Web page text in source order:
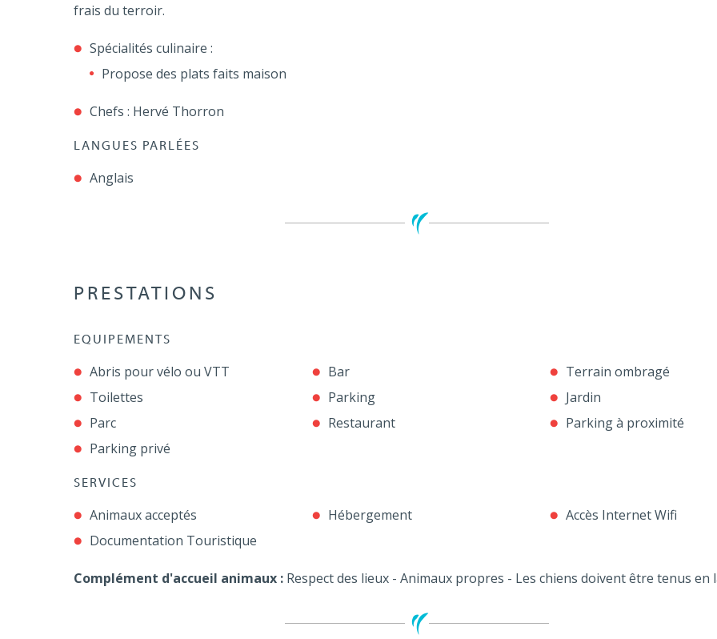
frais du terroir.
Spécialités culinaire :
Propose des plats faits maison
Chefs : Hervé Thorron
LANGUES PARLÉES
Anglais
PRESTATIONS
EQUIPEMENTS
Abris pour vélo ou VTT Bar
Terrain ombragé
Toilettes
Parking
Jardin
Parc
Restaurant
Parking à proximité
Parking privé
SERVICES
Animaux acceptés Hébergement
Accès Internet Wifi
Documentation Touristique
Complément d'accueil animaux : Respect des lieux - Animaux propres - Les chiens doivent être tenus en